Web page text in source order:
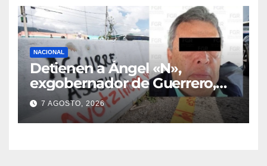
NACIONAL
Detienen a Ángel «N»,
exgobernador de Guerrero,
por el caso Ayotzinapa
7 AGOSTO, 2026